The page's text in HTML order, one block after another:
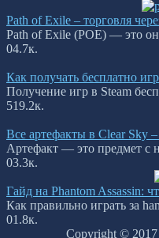
Path of Exile – торговля
Path of Exile (POE) — это
04.7к.
Как получать бесплатно
Получение игр в Steam
519.2к.
Все артефакты в Clear Sky
Артефакт — это предмет с
03.3к.
Гайд на Phantom Assassin:
Как правильно играть за
01.8к.
Copyright © 2017